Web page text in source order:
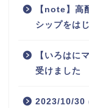
【note】高
シップをは
【いろはに
受けました
2023/10/30